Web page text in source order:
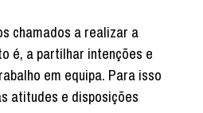
chamados a realizar a
é, a partilhar intenções e
em equipa. Para isso
atitudes e disposições